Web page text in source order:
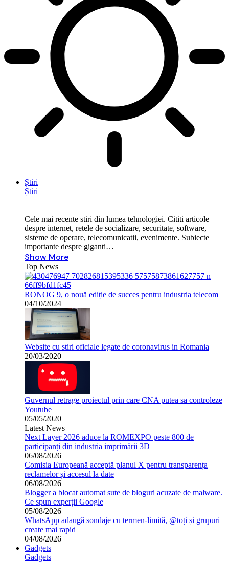
Știri
Știri
Cele mai recente stiri din lumea tehnologiei. Cititi articole
despre internet, retele de socializare, securitate, software,
sisteme de operare, telecomunicatii, evenimente. Subiecte
importante despre giganti…
Show More
Top News
RONOG 9, o nouă ediție de succes pentru industria telecom
04/10/2024
Website cu stiri oficiale legate de coronavirus in Romania
20/03/2020
Guvernul retrage proiectul prin care CNA putea sa controleze
Youtube
05/05/2020
Latest News
Next Layer 2026 aduce la ROMEXPO peste 800 de
participanți din industria imprimării 3D
06/08/2026
Comisia Europeană acceptă planul X pentru transparența
reclamelor și accesul la date
06/08/2026
Blogger a blocat automat sute de bloguri acuzate de malware.
Ce spun experții Google
05/08/2026
WhatsApp adaugă sondaje cu termen-limită, @toți și grupuri
create mai rapid
04/08/2026
Gadgets
Gadgets